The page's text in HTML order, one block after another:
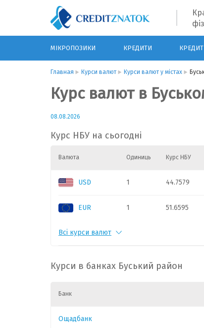
МІКРОПОЗИКИ КРЕДИТИ
Главная Курси валют Курси валют у містах
Курс валют в
08.08.2026
Курс НБУ на сьогодні
Валюта Одиниць Курс НБУ
USD 1 44.7579
EUR 1 51.6595
CHF
Всі курси валют
Курси в банках Буський район
Банк
Ощадбанк